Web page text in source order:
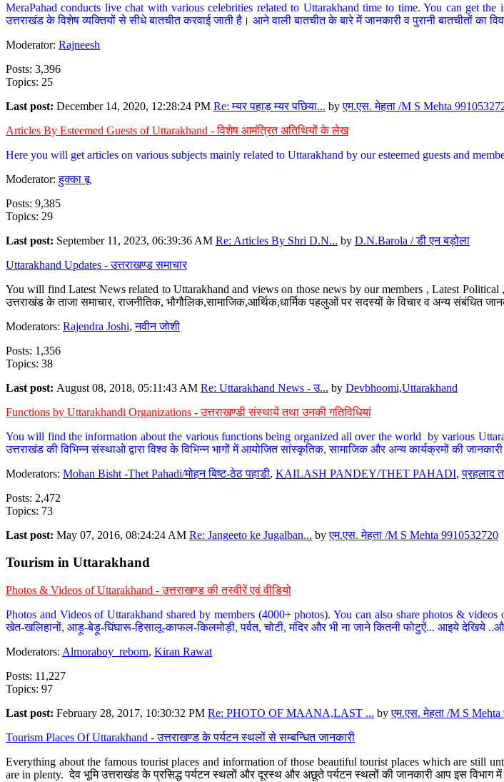
MeraPahad conducts live chat with various celebrities related to Uttarakhand time to time. You can get
उत्तराखंड के विशेष व्यक्तियों से सीधे बातचीत करवाई जाती है। आने वाली बातचीत के बारे में जानकारी व पुरानी बातचीतों
Moderator: Rajneesh
Posts: 3,396
Topics: 25
Last post: December 14, 2020, 12:28:24 PM Re: म्यर पहाड़ म्यर पछिया... byएम.एस. मेहता /M S Mehta
Articles By Esteemed Guests of Uttarakhand - विशेष आमंत्रित अतिथियों के लेख
Here you will get articles on various subjects mainly related to Uttarakhand by our esteemed guests and
Moderator:हुक्का बू
Posts: 9,385
Topics: 29
Last post: September 11, 2023, 06:39:36 AM Re: Articles By Shri D.N... by D.N.Barola / डी एन बड़ोला
Uttarakhand Updates - उत्तराखण्ड समाचार
You will find Latest News related to Uttarakhand and views on those news by our members , Latest
उत्तराखंड के ताजा समाचार, राजनीतिक, भौगौलिक,सामाजिक,आर्थिक,धार्मिक पहलुओं पर सदस्यों के विचार व अन्य संबंधित
Moderators: Rajendra Joshi,नवीन जोशी
Posts: 1,356
Topics: 38
Last post: August 08, 2018, 05:11:43 AM Re: Uttarakhand News - उ... by Devbhoomi,Uttarakhand
Functions by Uttarakhandi Organizations - उत्तराखण्डी संस्थायें तथा उनकी गतिविधियां
You will find the information about the various functions being organized all over the world by various
उत्तराखंड की विभिन्न संस्थाओ द्वारा विश्व के विभिन्न भागों में आयोजित सांस्कृतिक, सामाजिक और अन्य कार्यक्रमों की
Moderators: Mohan Bisht -Thet Pahadi/मोहन बिष्ट-ठेठ पहाडी, KAILASH PANDEY/THET PAHADI,प्रहलाद
Posts: 2,472
Topics: 73
Last post: May 07, 2016, 08:24:24 AM Re: Jangeeto ke Jugalban... byएम.एस. मेहता /M S Mehta 9910532720
Tourism in Uttarakhand
Photos & Videos of Uttarakhand - उत्तराखण्ड की तस्वीरें एवं वीडियो
Photos and Videos of Uttarakhand shared by members (4000+ photos). You can also share photos &
खेत-खलिहानों, आड़ू-बेड़ू-घिंघारू-हिसालू-काफल-किलमोड़ी, पर्वत, चोटी, मंदिर और भी ना जाने कितनी फोटुऐं... आइये देखिये
Moderators: Almoraboy_reborn, Kiran Rawat
Posts: 11,227
Topics: 97
Last post: February 28, 2017, 10:30:32 PM Re: PHOTO OF MAANA,LAST ... byएम.एस. मेहता /M S Mehta
Tourism Places Of Uttarakhand - उत्तराखण्ड के पर्यटन स्थलों से सम्बन्धित जानकारी
Everything about the famous tourist places and information of those beautiful tourist places which are still
are in plenty. देव भूमि उत्तराखंड के प्रसिद्ध पर्यटन स्थलों और दूरस्थ और अछूते पर्यटन स्थलों की जानकारी आप इस